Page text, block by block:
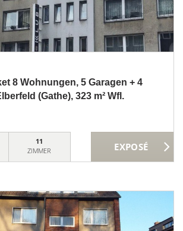
8 Wohnungen, 5 Garagen + 4
(Gathe), 323 m² Wfl.
11
ZIMMER